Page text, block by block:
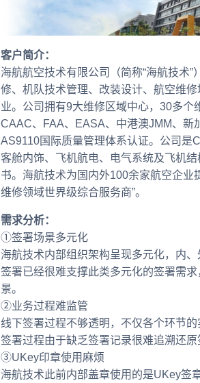
客户简介：
海航航空技术有限公司（简称“海航技术
修、机队技术管理、改装设计、航空维
业。公司拥有9大维修区域中心，30多
CAAC、FAA、EASA、中港澳JMM、新
AS9110国际质量管理体系认证。公司是
客舱内饰、飞机航电、电气系统及飞机
书。海航技术为国内外100余家航空企业
维修领域世界级综合服务商”。
需求分析：
①签署场景多元化
海航技术内部组织架构呈现多元化，内
签署已经很难支撑此类多元化的签署需
景。
②业务过程难监管
线下签署过程不够透明，不仅各个环节
签署过程由于缺乏签署记录很难追溯还
③UKey印章使用麻烦
海航技术此前内部盖章使用的是UKey签